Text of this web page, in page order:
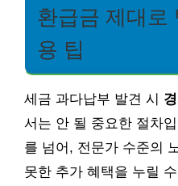
환급금 제대로
용 팁
세금 과다납부 발견 시
서는 안 될 중요한 절차
를 넘어, 전문가 수준의
못한 추가 혜택을 누릴